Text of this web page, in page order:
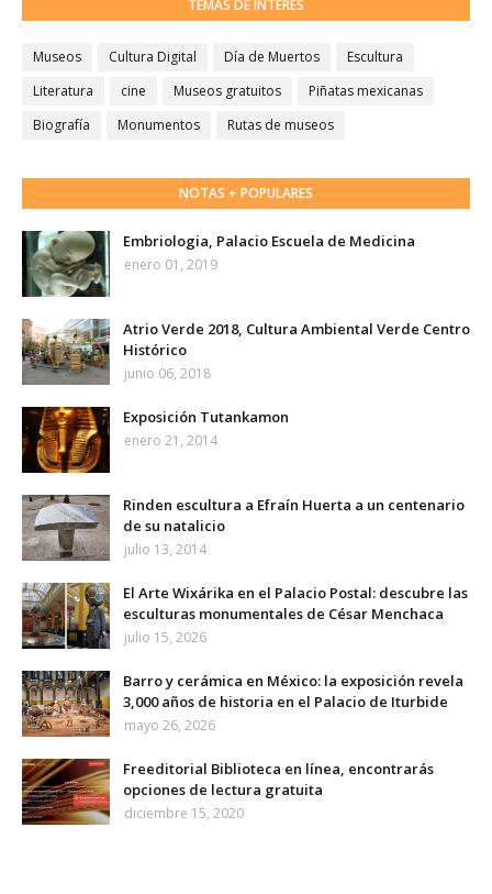
TEMAS DE INTERÉS
Museos Cultura Digital Día de Muertos
Escultura
Literatura
cine Museos gratuitos
Piñatas mexicanas
Biografía
Monumentos Rutas de museos
NOTAS + POPULARES
Embriologia, Palacio Escuela de Medicina
enero 01, 2019
Atrio Verde 2018, Cultura Ambiental Verde Centro
Histórico
junio 06, 2018
Exposición Tutankamon
enero 21, 2014
Rinden escultura a Efraín Huerta a un centenario
de su natalicio
julio 13, 2014
El Arte Wixárika en el Palacio Postal: descubre las
esculturas monumentales de César Menchaca
julio 15, 2026
Barro y cerámica en México: la exposición revela
3,000 años de historia en el Palacio de Iturbide
mayo 26, 2026
Freeditorial Biblioteca en línea, encontrarás
opciones de lectura gratuita
diciembre 15, 2020